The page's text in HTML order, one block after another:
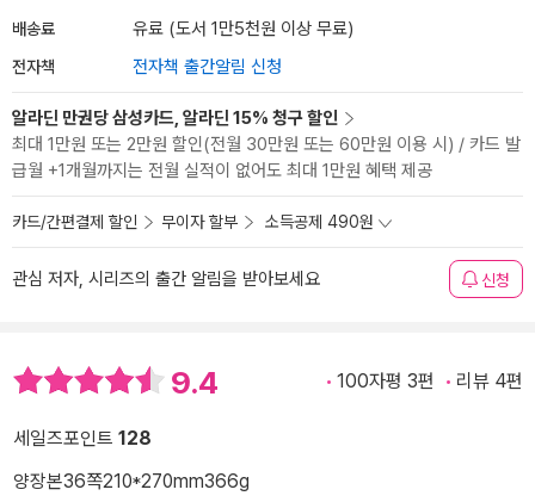
배송료 유료 (도서 1만5천원 이상 무료)
전자책 전자책 출간알림 신청
알라딘 만권당 삼성카드, 알라딘 15% 청구 할인
최대 1만원 또는 2만원 할인(전월 30만원 또는 60만원 이용 시) / 카드 발
급월 +1개월까지는 전월 실적이 없어도 최대 1만원 혜택 제공
카드/간편결제 할인 무이자 할부 소득공제 490원
관심 저자, 시리즈의 출간 알림을 받아보세요 신청
9.4 100자평 3편 리뷰 4편
세일즈포인트 128
양장본36쪽210*270mm366g